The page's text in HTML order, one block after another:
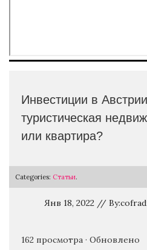
Инвестиции в
туристическая
или квартира?
Categories: Статьи.
Янв 18, 2022 //
162 просмотра · Обновлено